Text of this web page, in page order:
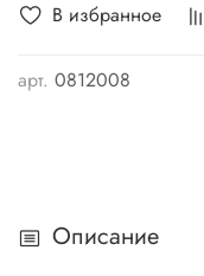
В избранное
арт. 0812008
Описание